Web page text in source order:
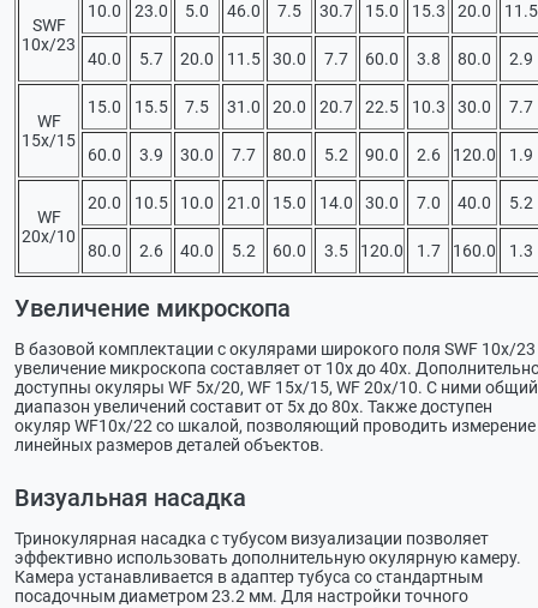
SWF
10х/23
10.0 23.0 5.0 46.0 7.5 30.7 15.0 15.3 20.0 11.5
40.0 5.7 20.0 11.5 30.0 7.7 60.0 3.8 80.0 2.9
WF
15х/15
15.0 15.5 7.5 31.0 20.0 20.7 22.5 10.3 30.0 7.7
60.0 3.9 30.0 7.7 80.0 5.2 90.0 2.6 120.0 1.9
WF
20х/10
20.0 10.5 10.0 21.0 15.0 14.0 30.0 7.0 40.0 5.2
80.0 2.6 40.0 5.2 60.0 3.5 120.0 1.7 160.0 1.3
Увеличение микроскопа
В базовой комплектации с окулярами широкого поля SWF 10х/23
увеличение микроскопа составляет от 10х до 40х.
доступны окуляры WF 5х/20, WF 15х/15, WF 20х/10. С ними общий
диапазон увеличений составит от 5х до 80х. Также доступен
окуляр WF10х/22 со шкалой, позволяющий проводить измерение
линейных размеров деталей объектов.
Визуальная насадка
Тринокулярная насадка с тубусом визуализации позволяет
эффективно использовать дополнительную окулярную камеру.
Камера устанавливается в адаптер тубуса со стандартным
посадочным диаметром 23.2 мм. Для настройки точного